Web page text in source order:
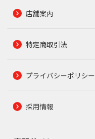
店舗案内
特定商取引法
プライバシーポリシー
採用情報